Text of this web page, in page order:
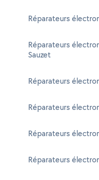
Réparateurs
Réparateurs
Sauzet
Réparateurs
Réparateurs
Réparateurs
Réparateurs